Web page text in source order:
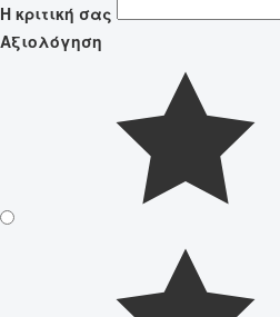
Η κριτική σας
Αξιολόγηση